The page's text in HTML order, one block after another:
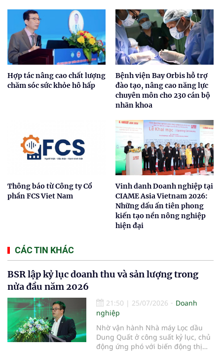
Hợp tác nâng cao chất lượng
chăm sóc sức khỏe hô hấp
Bệnh viện Bay Orbis hỗ trợ
đào tạo, nâng cao năng lực
chuyên môn cho 230 cán bộ
nhãn khoa
Thông báo từ Công ty Cổ
phần FCS Viet Nam
Vinh danh Doanh nghiệp tại
CIAME Asia Vietnam 2026:
Những dấu ấn tiên phong
kiến tạo nền nông nghiệp
hiện đại
CÁC TIN KHÁC
BSR lập kỷ lục doanh thu và sản lượng trong
nửa đầu năm 2026
21:50 | 25/07/2026
Doanh
nghiệp
Nhờ vận hành Nhà máy Lọc dầu
Dung Quất ở công suất kỷ lục, chủ
động ứng phó với biến động thị